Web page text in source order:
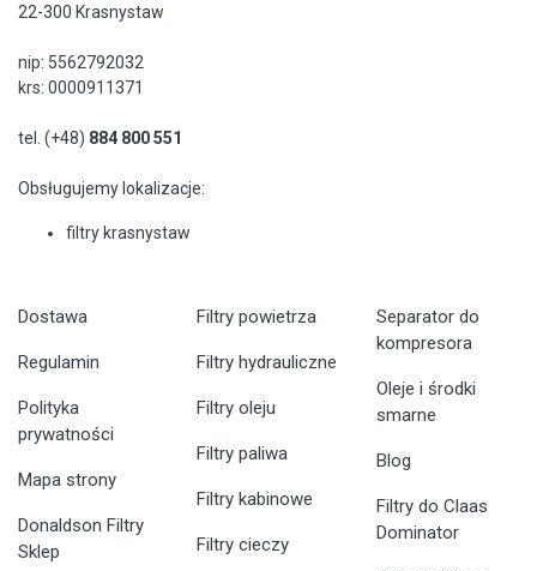
22-300 Krasnystaw
nip: 5562792032
krs: 0000911371
tel. (+48) 884 800 551
Obsługujemy lokalizacje:
filtry krasnystaw
Dostawa
Regulamin
Polityka
prywatności
Mapa strony
Donaldson Filtry
Sklep
Filtry powietrza
Filtry hydrauliczne
Filtry oleju
Filtry paliwa
Filtry kabinowe
Filtry cieczy
Separator do
kompresora
Oleje i środki
smarne
Blog
Filtry do Claas
Dominator